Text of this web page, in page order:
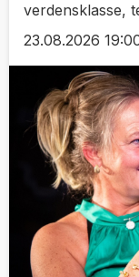
verdensklasse,
23.08.2026